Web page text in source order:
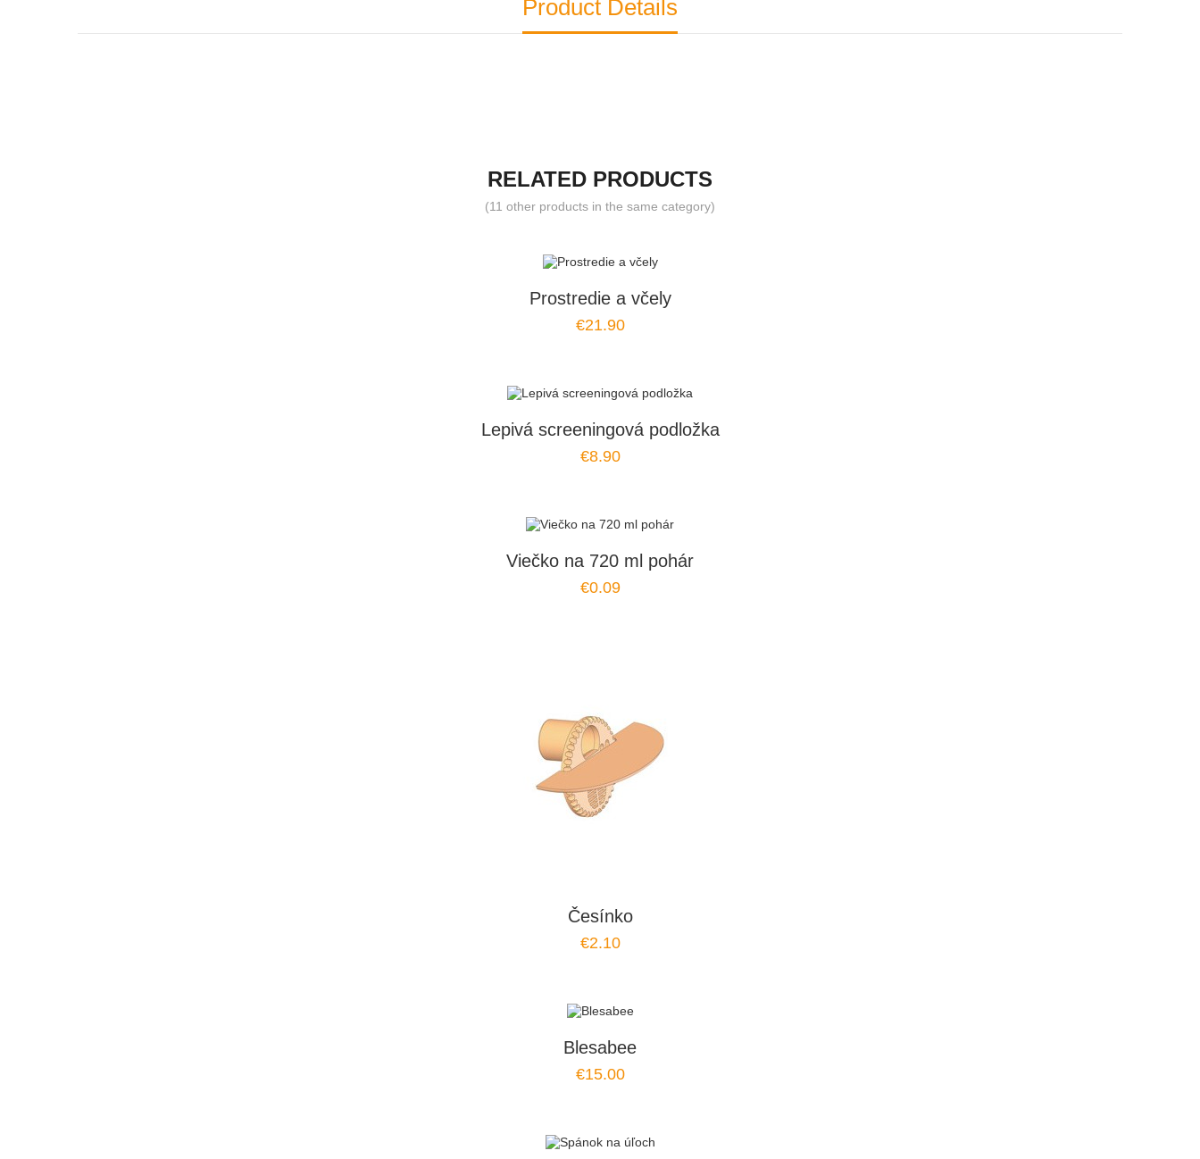
Product Details
RELATED PRODUCTS
(11 other products in the same category)
Prostredie a včely
€21.90
Lepivá screeningová podložka
€8.90
Viečko na 720 ml pohár
€0.09
Česínko
€2.10
Blesabee
€15.00